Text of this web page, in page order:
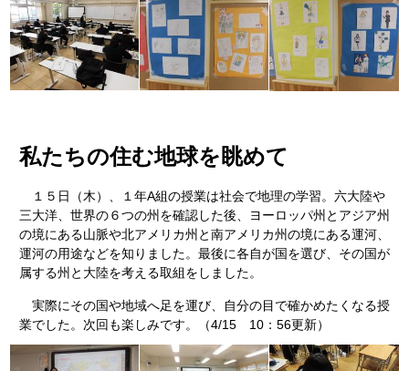
私たちの住む地球を眺めて
１５日（木）、１年A組の授業は社会で地理の学習。六大陸や
三大洋、世界の６つの州を確認した後、ヨーロッパ州とアジア州
の境にある山脈や北アメリカ州と南アメリカ州の境にある運河、
運河の用途などを知りました。最後に各自が国を選び、その国が
属する州と大陸を考える取組をしました。
実際にその国や地域へ足を運び、自分の目で確かめたくなる授
業でした。次回も楽しみです。（4/15 10：56更新）